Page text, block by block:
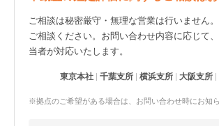
ご相談は秘密厳守・無理な営業は行いません
ご相談ください。お問い合わせ内容に応じて
当者が対応いたします。
東京本社 千葉支所 横浜支所 大阪支所
※拠点のご希望がある場合は、お問い合わせ時にお知ら